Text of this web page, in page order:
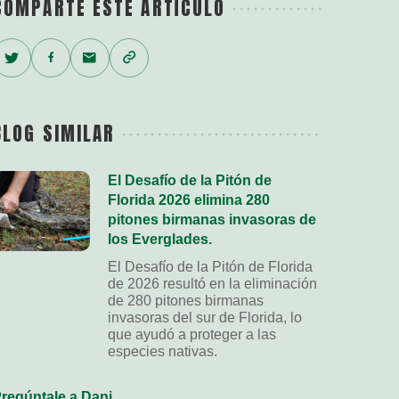
ESTE ARTÍCULO
Facebook
Email
Copy
Link
SIMILAR
El Desafío de la Pitón de
Florida 2026 elimina 280
pitones birmanas invasoras de
los Everglades.
El Desafío de la Pitón de Florida
de 2026 resultó en la eliminación
de 280 pitones birmanas
invasoras del sur de Florida, lo
que ayudó a proteger a las
especies nativas.